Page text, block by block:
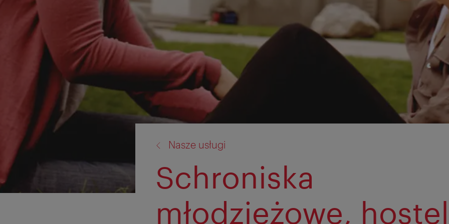
Nasze usługi
Schroniska
młodzieżowe,